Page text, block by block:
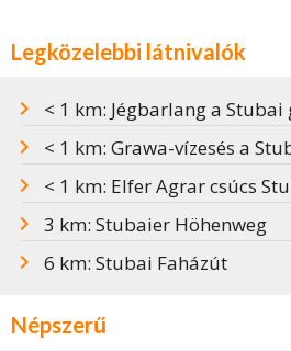
Legközelebbi látnivalók
< 1 km: Jégbarlang a Stubai
< 1 km: Grawa-vízesés a
< 1 km: Elfer Agrar csúcs
3 km: Stubaier Höhenweg
6 km: Stubai Faházút
Népszerű